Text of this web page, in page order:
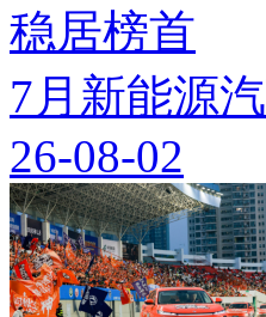
7月新能源
26-08-02